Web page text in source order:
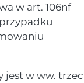
w art. 106nf
jest w ww.